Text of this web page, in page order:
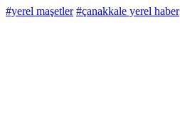
#yerel maşetler #çanakkale yerel haber